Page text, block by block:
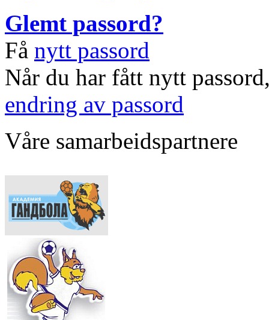
Glemt passord?
Få nytt passord
Når du har fått nytt
endring av passord
Våre samarbeidspartnere